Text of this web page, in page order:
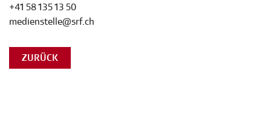
+41 58 135 13 50
medienstelle@srf.ch
ZURÜCK